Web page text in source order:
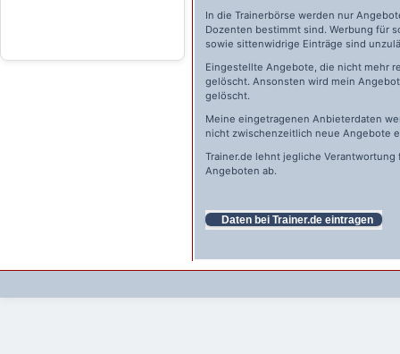
In die Trainerbörse werden nur
Dozenten bestimmt sind. Werbung für
sowie sittenwidrige Einträge sind
Eingestellte Angebote, die nicht mehr
gelöscht. Ansonsten wird mein
gelöscht.
Meine eingetragenen Anbieterdaten
nicht zwischenzeitlich neue Angebote
Trainer.de lehnt jegliche
Angeboten ab.
Daten bei Trainer.de eintragen